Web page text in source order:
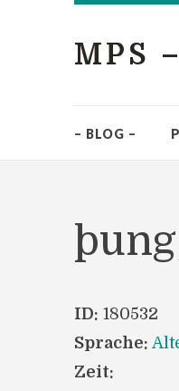
MPS
– BLOG –
ID: 180532
Sprache:
Zeit: